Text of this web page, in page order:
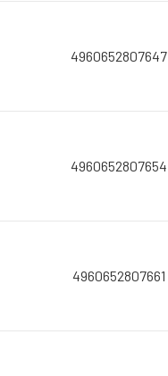
4960652807647
4960652807654
4960652807661